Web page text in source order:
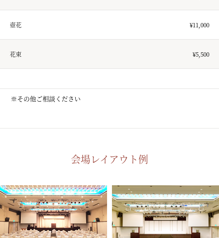
壺花 ¥11,000
花束 ¥5,500
※その他ご相談ください
会場レイアウト例